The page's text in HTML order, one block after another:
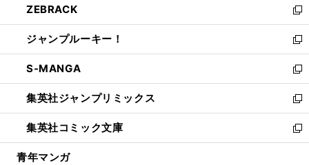
く
で
開
く
ド
ウ
で
開
く
ィ
ン
ド
ウ
で
開
く
い
ウ
ィ
ン
ド
ウ
で
開
く
ZEBRACK
新
し
い
ウ
ィ
ン
ド
ウ
で
開
ジャンプルーキー！
新
し
い
ウ
ィ
ン
ド
ウ
S-MANGA
新
し
い
ウ
ィ
ン
集英社ジャンプリミックス
新
し
い
ウ
集英社コミック文庫
新
し
青年マンガ